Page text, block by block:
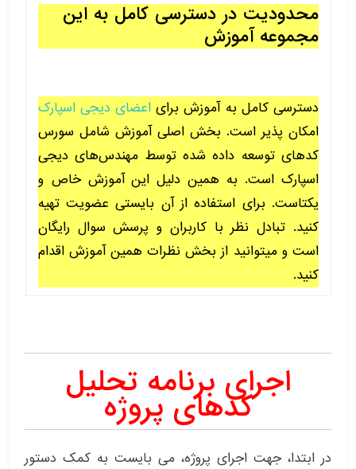
محدودیت در دسترسی کامل به این
مجموعه آموزش
دسترسی کامل به آموزش برای اعضای دیجی اسپارک
امکان پذیر است. بخش اصلی آموزش شامل سورس
کدهای توسعه داده شده توسط مهندس‌های دیجی
اسپارک است. به همین دلیل این آموزش خاص و
یکتاست. برای استفاده از آن بایستی عضویت تهیه
کنید. تبادل نظر با کاربران و پرسش سوال رایگان
است و میتوانید از بخش نظرات همین آموزش اقدام
کنید.
اجرای برنامه تحلیل
کدهای پروژه
در ابتدا، جهت اجرای پروژه، می بایست به کمک دستور